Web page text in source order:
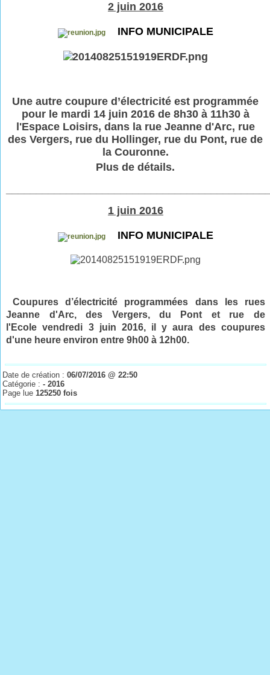
2 juin 2016
INFO MUNICIPALE
Une autre coupure d’électricité est programmée
pour le mardi 14 juin 2016 de 8h30 à 11h30 à
l'Espace Loisirs, dans la rue Jeanne d'Arc, rue
des Vergers, rue du Hollinger, rue du Pont, rue de
la Couronne.
Plus de détails.
1 juin 2016
INFO MUNICIPALE
Coupures d’électricité programmées dans les rues
Jeanne d'Arc, des Vergers, du Pont et rue de
l'Ecole vendredi 3 juin 2016, il y aura des coupures
d'une heure environ entre 9h00 à 12h00.
Date de création :06/07/2016 @ 22:50
Catégorie :- 2016
Page lue 125250 fois